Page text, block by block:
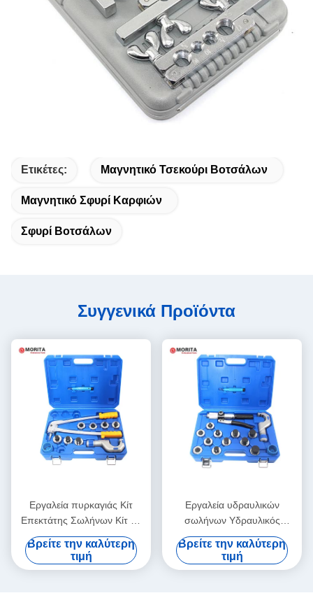
Ετικέτες: Μαγνητικό Τσεκούρι Βοτσάλων
Μαγνητικό Σφυρί Καρφιών
Σφυρί Βοτσάλων
Συγγενικά Προϊόντα
Εργαλεία πυρκαγιάς Κίτ
Επεκτάτης Σωλήνων Κίτ Αλ
κράμα σκληροποιημένο
χάλυβα 3/8 "-1-5/8"
Βρείτε την καλύτερη
τιμή
Εργαλεία υδραυλικών
σωλήνων Υδραυλικός
σωλήνας Επεκτάτης
Εργαλείων Εγκαταστήστε
αλουμινίου σκληροποιημένο
Βρείτε την καλύτερη
τιμή